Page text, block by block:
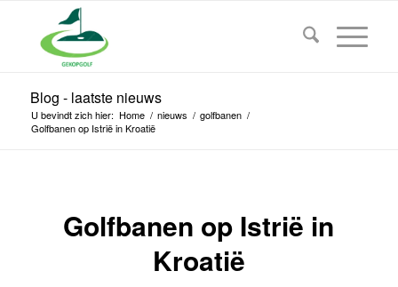
Blog - laatste nieuws
U bevindt zich hier: Home / nieuws / golfbanen /
Golfbanen op Istrië in Kroatië
Golfbanen op Istrië in
Kroatië